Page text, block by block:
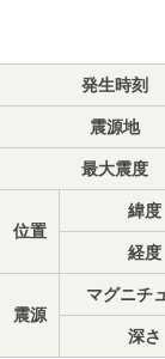
発生時刻
震源地
最大震度
位置
緯度
経度
震源
マグニチ
深さ